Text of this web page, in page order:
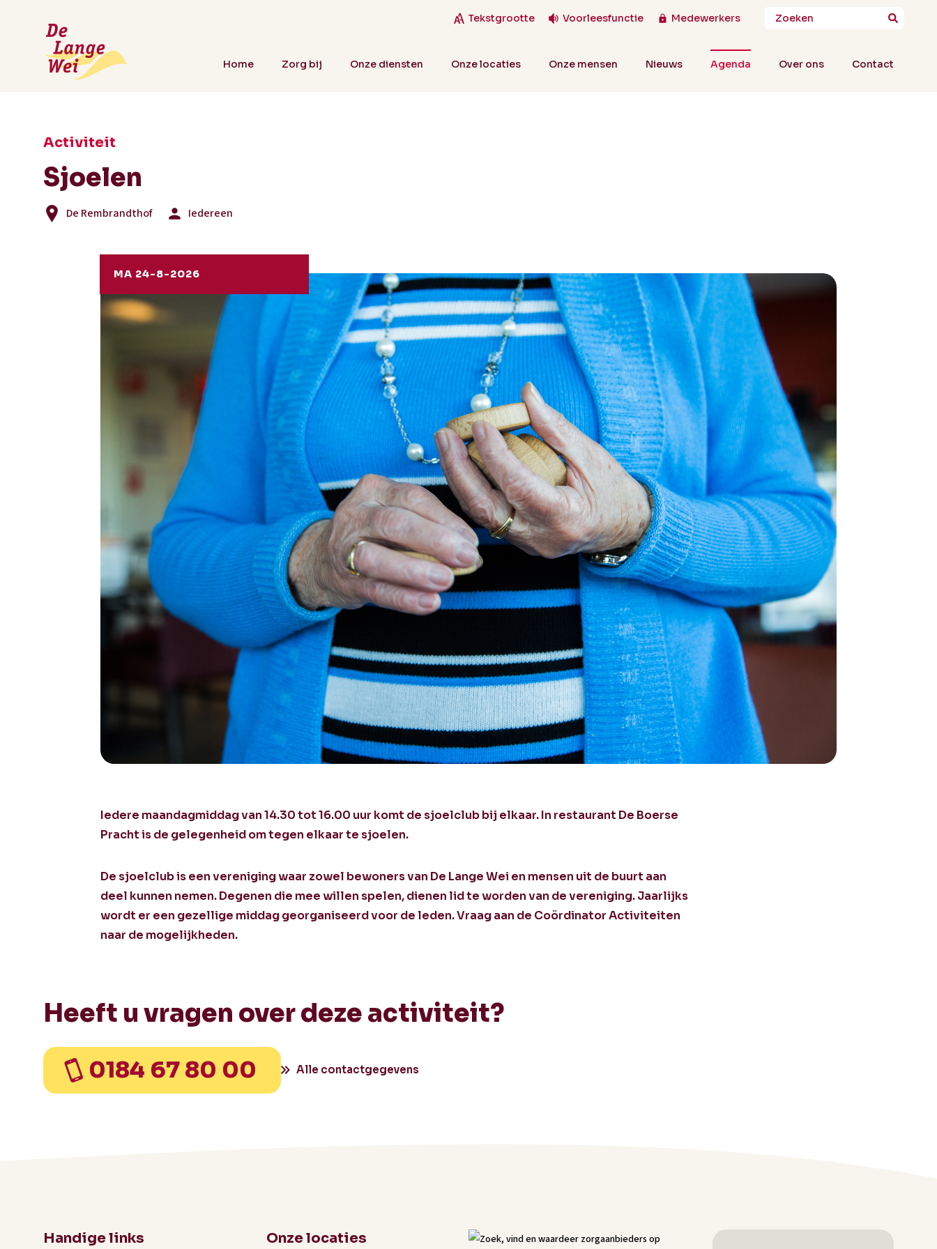
Tekstgrootte Voorleesfunctie Medewerkers
Home Zorg bij Onze diensten Onze locaties Onze mensen Nieuws Agenda Over ons Contact
Activiteit
Sjoelen
De Rembrandthof Iedereen
MA 24-8-2026
Iedere maandagmiddag van 14.30 tot 16.00 uur komt de sjoelclub bij elkaar. In restaurant De Boerse
Pracht is de gelegenheid om tegen elkaar te sjoelen.
De sjoelclub is een vereniging waar zowel bewoners van De Lange Wei en mensen uit de buurt aan
deel kunnen nemen. Degenen die mee willen spelen, dienen lid te worden van de vereniging. Jaarlijks
wordt er een gezellige middag georganiseerd voor de leden. Vraag aan de Coördinator Activiteiten
naar de mogelijkheden.
Heeft u vragen over deze activiteit?
0184 67 80 00 Alle contactgegevens
Handige links Onze locaties